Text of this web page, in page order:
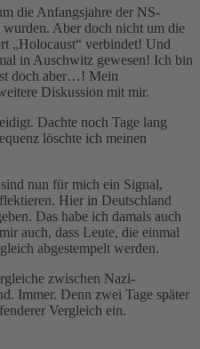
die Anfangsjahre der NS-
Aber doch nicht um die
„Holocaust“ verbindet! Und
in Auschwitz gewesen! Ich bin
doch aber…! Mein
Diskussion mit mir.
Dachte noch Tage lang
löschte ich meinen
nun für mich ein Signal,
Hier in Deutschland
Das habe ich damals auch
auch, dass Leute, die einmal
abgestempelt werden.
zwischen Nazi-
Immer. Denn zwei Tage später
Vergleich ein.